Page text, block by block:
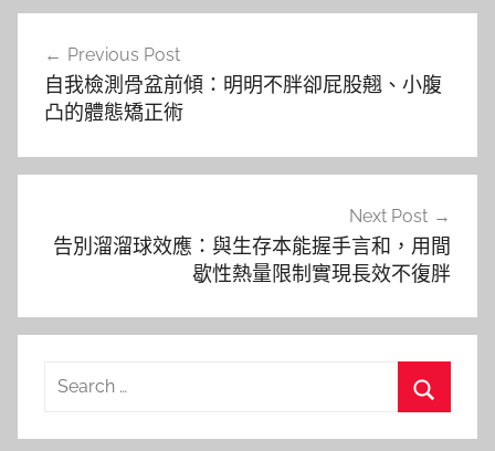
覽
Previous Post
自我檢測骨盆前傾：明明不胖卻屁股翹、小腹
凸的體態矯正術
Next Post
告別溜溜球效應：與生存本能握手言和，用間
歇性熱量限制實現長效不復胖
Search